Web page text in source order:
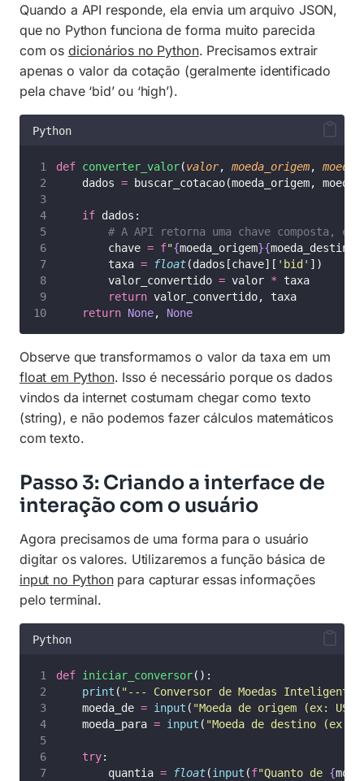
Quando a API responde, ela envia um arquivo JSON,
que no Python funciona de forma muito parecida
com os dicionários no Python. Precisamos extrair
apenas o valor da cotação (geralmente identificado
pela chave ‘bid’ ou ‘high’).
Python
def converter_valor(valor, moeda_origem,
    dados
= buscar_cotacao(moeda_origem,
if dados:
# A API retorna uma chave composta, ex:
        chave
= f"{moeda_origem}{moeda_destino
        taxa
= float(dados[chave][ ' bid ' ])
        valor_convertido
= valor * taxa
return valor_convertido, taxa
return None, None
Observe que transformamos o valor da taxa em um
float em Python. Isso é necessário porque os dados
vindos da internet costumam chegar como texto
(string), e não podemos fazer cálculos matemáticos
com texto.
Passo 3: Criando a interface de
interação com o usuário
Agora precisamos de uma forma para o usuário
digitar os valores. Utilizaremos a função básica de
input no Pythonpara capturar essas informações
pelo terminal.
Python
def iniciar_conversor():
print ( " --- Conversor de Moedas
    moeda_de
= input ( "Moeda de origem (ex:
    moeda_para
= input ( "Moeda de destino (ex:
try:
        quantia
= float(input (f"Quanto de {